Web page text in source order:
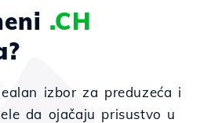
.CH
izbor za preduzeća i
da ojačaju prisustvo u